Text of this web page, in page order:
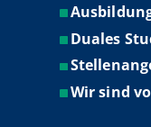
Duales
Wir sind